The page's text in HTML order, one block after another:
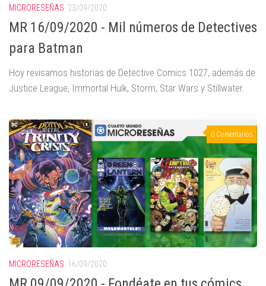
MICRORESEÑAS 23/09/2020
MR 16/09/2020 - Mil números de Detectives
para Batman
Hoy revisamos historias de Detective Comics 1027, además de
Justice League, Immortal Hulk, Storm, Star Wars y Stillwater.
0 Comentarios
MICRORESEÑAS 16/09/2020